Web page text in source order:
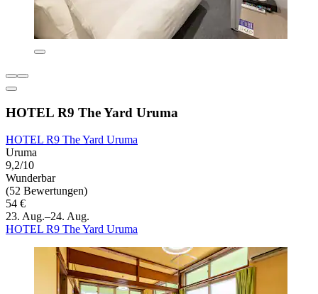
HOTEL R9 The Yard Uruma
HOTEL R9 The Yard Uruma
Uruma
9,2/10
Wunderbar
(52 Bewertungen)
54 €
23. Aug.–24. Aug.
HOTEL R9 The Yard Uruma